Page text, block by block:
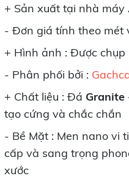
+ Sản xuất tại nhà máy
- Đơn giá tính theo mét
+ Hình ảnh : Được chụp
- Phân phối bởi :
+ Chất liệu : Đá Granite
tạo cứng và chắc chắn
- Bề Mặt : Men nano vi
cấp và sang trọng
xước